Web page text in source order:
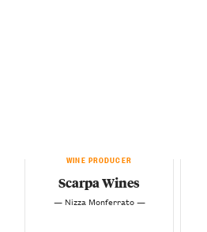
WINE PRODUCER
Scarpa Wines
— Nizza Monferrato —